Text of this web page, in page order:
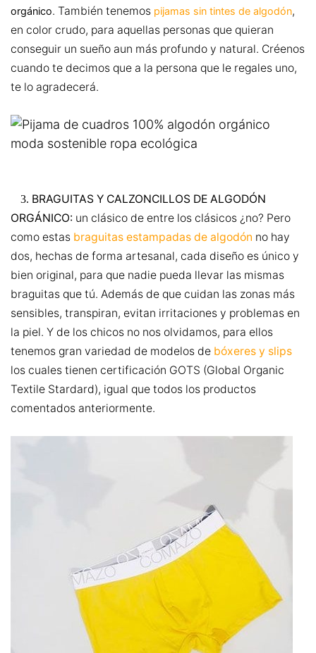
orgánico. También tenemos pijamas sin tintes de algodón,
en color crudo, para aquellas personas que quieran
conseguir un sueño aun más profundo y natural. Créenos
cuando te decimos que a la persona que le regales uno,
te lo agradecerá.
3. BRAGUITAS Y CALZONCILLOS DE ALGODÓN
ORGÁNICO: un clásico de entre los clásicos ¿no? Pero
como estas braguitas estampadas de algodón no hay
dos, hechas de forma artesanal, cada diseño es único y
bien original, para que nadie pueda llevar las mismas
braguitas que tú. Además de que cuidan las zonas más
sensibles, transpiran, evitan irritaciones y problemas en
la piel. Y de los chicos no nos olvidamos, para ellos
tenemos gran variedad de modelos de bóxeres y slips
los cuales tienen certificación GOTS (Global Organic
Textile Stardard), igual que todos los productos
comentados anteriormente.